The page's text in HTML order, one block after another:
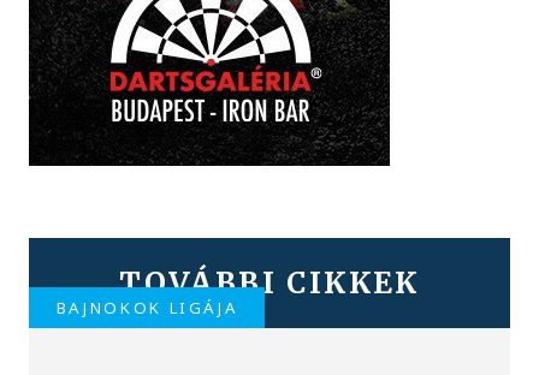
TOVÁBBI CIKKEK
BAJNOKOK LIGÁJA